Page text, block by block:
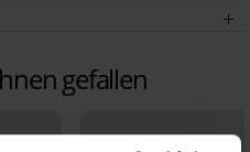
gefallen